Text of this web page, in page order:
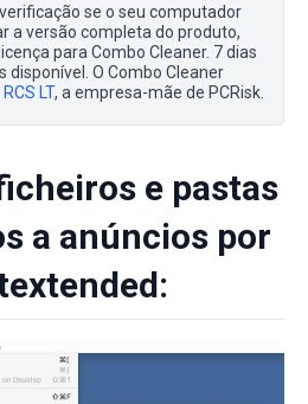
se o seu computador
a versão completa do produto,
para Combo Cleaner. 7 dias
disponível. O Combo Cleaner
RCS LT, a empresa-mãe de PCRisk.
e pastas
a anúncios por